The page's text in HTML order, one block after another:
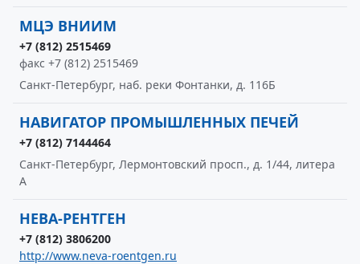
МЦЭ ВНИИМ
+7 (812) 2515469
факс +7 (812) 2515469
Санкт-Петербург, наб. реки Фонтанки, д. 116Б
НАВИГАТОР ПРОМЫШЛЕННЫХ ПЕЧЕЙ
+7 (812) 7144464
Санкт-Петербург, Лермонтовский просп., д. 1/44, литера
А
НЕВА-РЕНТГЕН
+7 (812) 3806200
http://www.neva-roentgen.ru